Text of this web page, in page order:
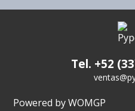
Tel. +52
Powered by WOMGP